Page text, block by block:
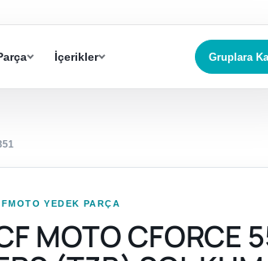
İçerikler Gruplara
YEDEK PARÇA
MOTO CFORCE